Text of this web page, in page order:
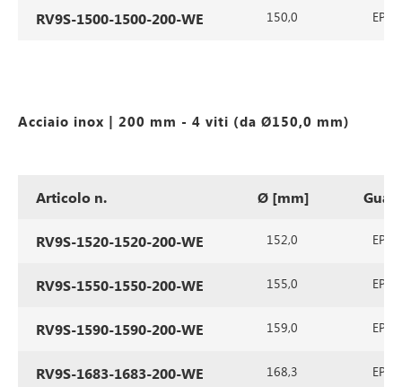
RV9S-1500-1500-200-WE 150,0
Acciaio inox | 200 mm - 4 viti (da Ø150,0 mm)
Articolo n. Ø [mm]
RV9S-1520-1520-200-WE 152,0
RV9S-1550-1550-200-WE 155,0
RV9S-1590-1590-200-WE 159,0
RV9S-1683-1683-200-WE 168,3